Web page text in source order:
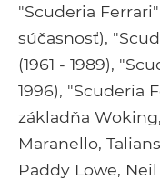
"Scuderia Ferrari"
súčasnosť),
(1961 - 1989),
1996), "Scuderia
základňa
Maranello,
Paddy Lowe,